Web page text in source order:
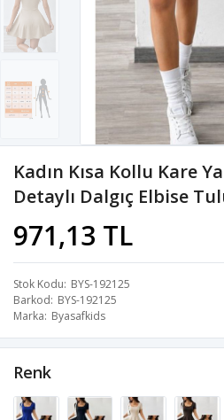
Kadın Kısa Kollu Kare
Detaylı Dalgıç Elbise
971,13 TL
Stok Kodu BYS-192125
Barkod BYS-192125
Marka Byasafkids
Renk